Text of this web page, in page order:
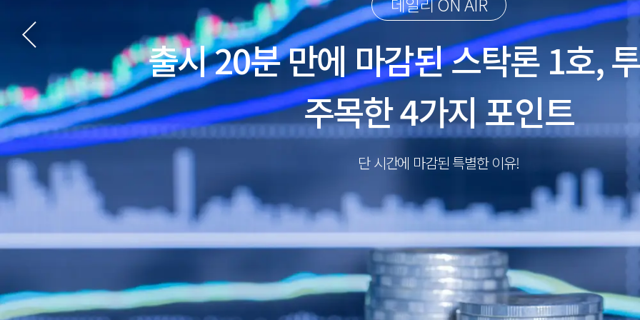
출시 20분 만에 마감된 스탁론 1호,
주목한 4가지 포인트
단 시간에 마감된 특별한 이유!